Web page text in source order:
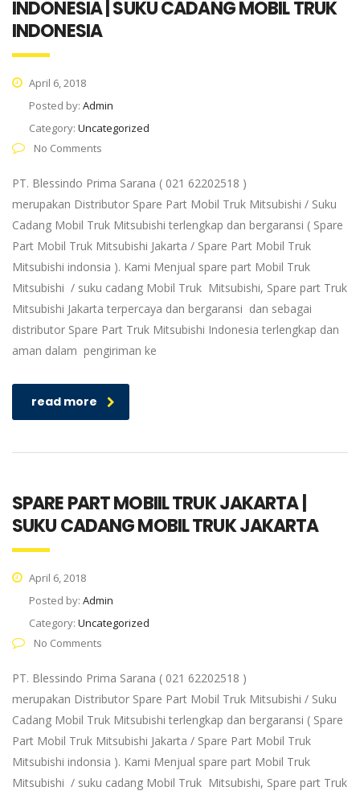
INDONESIA | SUKU CADANG MOBIL TRUK
INDONESIA
April 6, 2018
Posted by: Admin
Category: Uncategorized
No Comments
PT. Blessindo Prima Sarana ( 021 62202518 )
merupakan Distributor Spare Part Mobil Truk Mitsubishi / Suku
Cadang Mobil Truk Mitsubishi terlengkap dan bergaransi ( Spare
Part Mobil Truk Mitsubishi Jakarta / Spare Part Mobil Truk
Mitsubishi indonsia ). Kami Menjual spare part Mobil Truk
Mitsubishi / suku cadang Mobil Truk Mitsubishi, Spare part Truk
Mitsubishi Jakarta terpercaya dan bergaransi dan sebagai
distributor Spare Part Truk Mitsubishi Indonesia terlengkap dan
aman dalam pengiriman ke
read more
SPARE PART MOBIIL TRUK JAKARTA |
SUKU CADANG MOBIL TRUK JAKARTA
April 6, 2018
Posted by: Admin
Category: Uncategorized
No Comments
PT. Blessindo Prima Sarana ( 021 62202518 )
merupakan Distributor Spare Part Mobil Truk Mitsubishi / Suku
Cadang Mobil Truk Mitsubishi terlengkap dan bergaransi ( Spare
Part Mobil Truk Mitsubishi Jakarta / Spare Part Mobil Truk
Mitsubishi indonsia ). Kami Menjual spare part Mobil Truk
Mitsubishi / suku cadang Mobil Truk Mitsubishi, Spare part Truk